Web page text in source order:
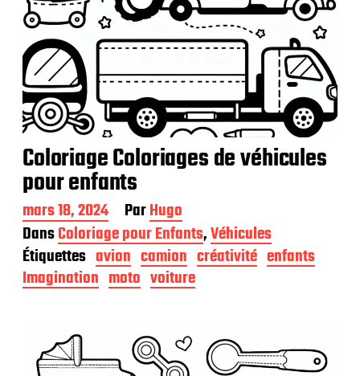
Coloriage Coloriages de véhicules
pour enfants
D
a
t
e
d
e
mars 18, 2024 ParHugo
DansColoriage pour Enfants,Véhicules
Étiquettes avion camion créativité enfants
Imagination moto voiture